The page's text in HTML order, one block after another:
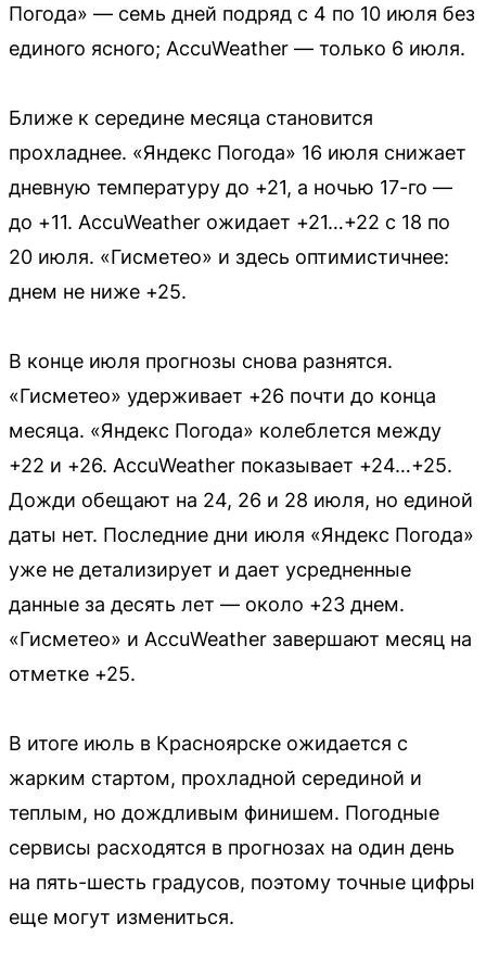
Погода» — семь дней подряд с 4 по 10 июля без
единого ясного; AccuWeather — только 6 июля.
Ближе к середине месяца становится
прохладнее. «Яндекс Погода» 16 июля снижает
дневную температуру до +21, а ночью 17-го —
до +11. AccuWeather ожидает +21…+22 с 18 по
20 июля. «Гисметео» и здесь оптимистичнее:
днем не ниже +25.
В конце июля прогнозы снова разнятся.
«Гисметео» удерживает +26 почти до конца
месяца. «Яндекс Погода» колеблется между
+22 и +26. AccuWeather показывает +24…+25.
Дожди обещают на 24, 26 и 28 июля, но единой
даты нет. Последние дни июля «Яндекс Погода»
уже не детализирует и дает усредненные
данные за десять лет — около +23 днем.
«Гисметео» и AccuWeather завершают месяц на
отметке +25.
В итоге июль в Красноярске ожидается с
жарким стартом, прохладной серединой и
теплым, но дождливым финишем. Погодные
сервисы расходятся в прогнозах на один день
на пять-шесть градусов, поэтому точные цифры
еще могут измениться.